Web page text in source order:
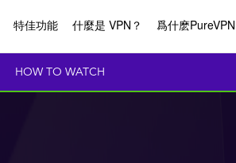
特佳功能 什麼是 VPN？ 爲什麽PureVPN
HOW TO WATCH